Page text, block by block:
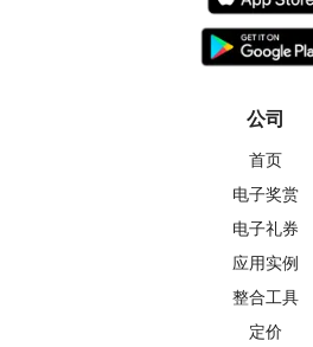
公司
首页
电子奖赏
电子礼券
应用实例
整合工具
定价